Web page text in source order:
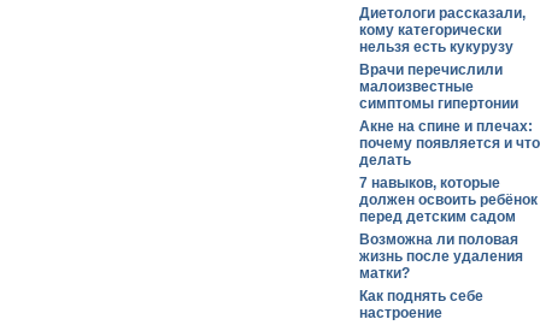
Диетологи рассказали,
кому категорически
нельзя есть кукурузу
Врачи перечислили
малоизвестные
симптомы гипертонии
Акне на спине и плечах:
почему появляется и что
делать
7 навыков, которые
должен освоить ребёнок
перед детским садом
Возможна ли половая
жизнь после удаления
матки?
Как поднять себе
настроение